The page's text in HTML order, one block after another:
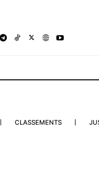
CLASSEMENTS